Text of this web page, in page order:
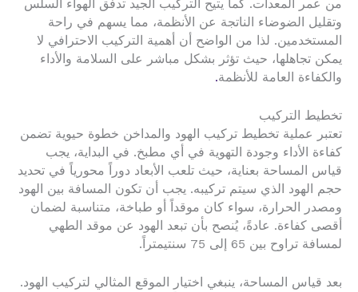
من عمر المعدات. كما يتيح التركيب الجيد تدفق الهواء السلس
وتقليل الضوضاء الناتجة عن الأنظمة، مما يسهم في راحة
المستخدمين. لذا من الواضح أن أهمية التركيب الاحترافي لا
يمكن تجاهلها، حيث تؤثر بشكل مباشر على السلامة والأداء
والكفاءة العامة للأنظمة.
تخطيط التركيب
تعتبر عملية تخطيط تركيب الهود والمداخن خطوة حيوية تضمن
كفاءة الأداء وجودة التهوية في أي مطبخ. في البداية، يجب
قياس المساحة بعناية، حيث تلعب الأبعاد دوراً محورياً في تحديد
حجم الهود الذي سيتم تركيبه. يجب أن تكون المسافة بين الهود
ومصدر الحرارة، سواء كان موقداً أو طباخة، متناسبة لضمان
أقصى كفاءة. عادةً، يُنصح بأن تبعد الهود عن موقد الطهي
لمسافة تراوح بين 65 إلى 75 سنتيمتراً.
بعد قياس المساحة، ينبغي اختيار الموقع المثالي لتركيب الهود.